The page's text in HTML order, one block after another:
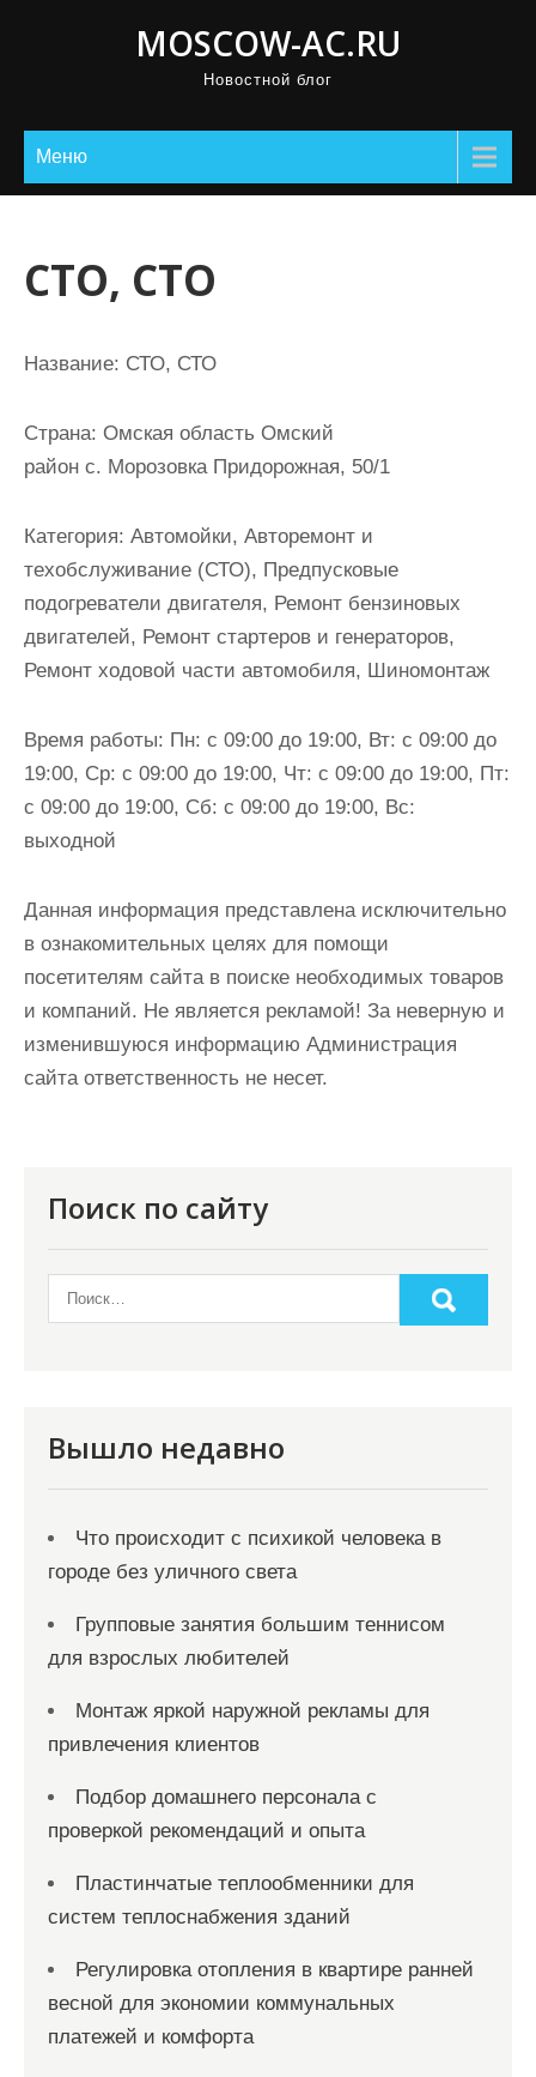
MOSCOW-AC.RU
Новостной блог
Меню
СТО, СТО
Название: СТО, СТО
Страна: Омская область Омский
район с. Морозовка Придорожная, 50/1
Категория: Автомойки, Авторемонт и
техобслуживание (СТО), Предпусковые
подогреватели двигателя, Ремонт бензиновых
двигателей, Ремонт стартеров и генераторов,
Ремонт ходовой части автомобиля, Шиномонтаж
Время работы: Пн: с 09:00 до 19:00, Вт: с 09:00 до
19:00, Ср: с 09:00 до 19:00, Чт: с 09:00 до 19:00, Пт:
с 09:00 до 19:00, Сб: с 09:00 до 19:00, Вс:
выходной
Данная информация представлена исключительно
в ознакомительных целях для помощи
посетителям сайта в поиске необходимых товаров
и компаний. Не является рекламой! За неверную и
изменившуюся информацию Администрация
сайта ответственность не несет.
Поиск по сайту
Вышло недавно
Что происходит с психикой человека в
городе без уличного света
Групповые занятия большим теннисом
для взрослых любителей
Монтаж яркой наружной рекламы для
привлечения клиентов
Подбор домашнего персонала с
проверкой рекомендаций и опыта
Пластинчатые теплообменники для
систем теплоснабжения зданий
Регулировка отопления в квартире ранней
весной для экономии коммунальных
платежей и комфорта